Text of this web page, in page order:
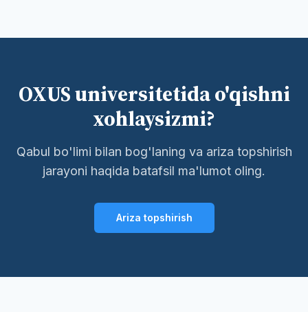
OXUS universitetida o'qishni
xohlaysizmi?
Qabul bo'limi bilan bog'laning va ariza topshirish
jarayoni haqida batafsil ma'lumot oling.
Ariza topshirish